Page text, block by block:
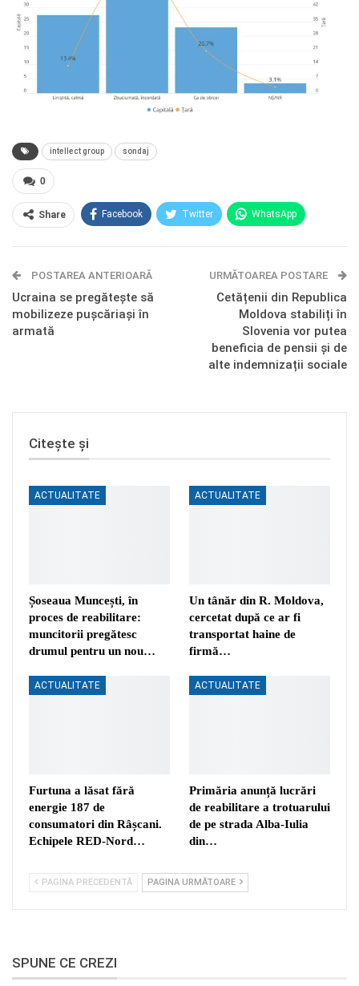
intellect group sondaj
0
Share Facebook Twitter WhatsApp
Telegram OK.ru
POSTAREA ANTERIOARĂ
Ucraina se pregătește să
mobilizeze pușcăriași în
armată
URMĂTOAREA POSTARE
Cetățenii din Republica
Moldova stabiliți în
Slovenia vor putea
beneficia de pensii și de
alte indemnizații sociale
Citește și
ACTUALITATE
Șoseaua Muncești, în
proces de reabilitare:
muncitorii pregătesc
drumul pentru un nou…
ACTUALITATE
Un tânăr din R. Moldova,
cercetat după ce ar fi
transportat haine de
firmă…
ACTUALITATE
Furtuna a lăsat fără
energie 187 de
consumatori din Râșcani.
Echipele RED-Nord…
ACTUALITATE
Primăria anunță lucrări
de reabilitare a trotuarului
de pe strada Alba-Iulia
din…
PAGINA PRECEDENTĂ PAGINA URMĂTOARE
SPUNE CE CREZI